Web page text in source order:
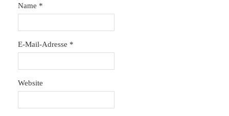
Name *
E-Mail-Adresse *
Website